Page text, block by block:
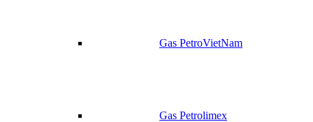
Gas PetroVietNam
Gas Petrolimex